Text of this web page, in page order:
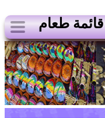
قائمة طعام